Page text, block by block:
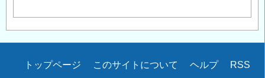
Secondary
トップページ このサイトについて ヘルプ RSS